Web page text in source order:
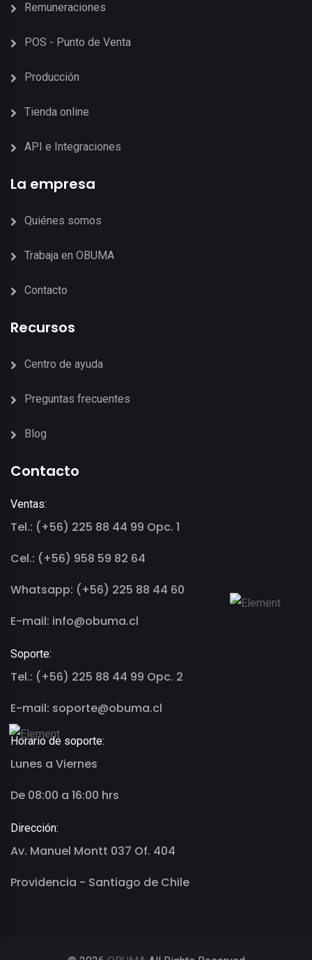
Remuneraciones
POS - Punto de Venta
Producción
Tienda online
API e Integraciones
La empresa
Quiénes somos
Trabaja en OBUMA
Contacto
Recursos
Centro de ayuda
Preguntas frecuentes
Blog
Contacto
Ventas:
Tel.: (+56) 225 88 44 99 Opc. 1
Cel.: (+56) 958 59 82 64
Whatsapp: (+56) 225 88 44 60
E-mail: info@obuma.cl
Soporte:
Tel.: (+56) 225 88 44 99 Opc. 2
E-mail: soporte@obuma.cl
Horario de soporte:
Lunes a Viernes
De 08:00 a 16:00 hrs
Dirección:
Av. Manuel Montt 037 Of. 404
Providencia - Santiago de Chile